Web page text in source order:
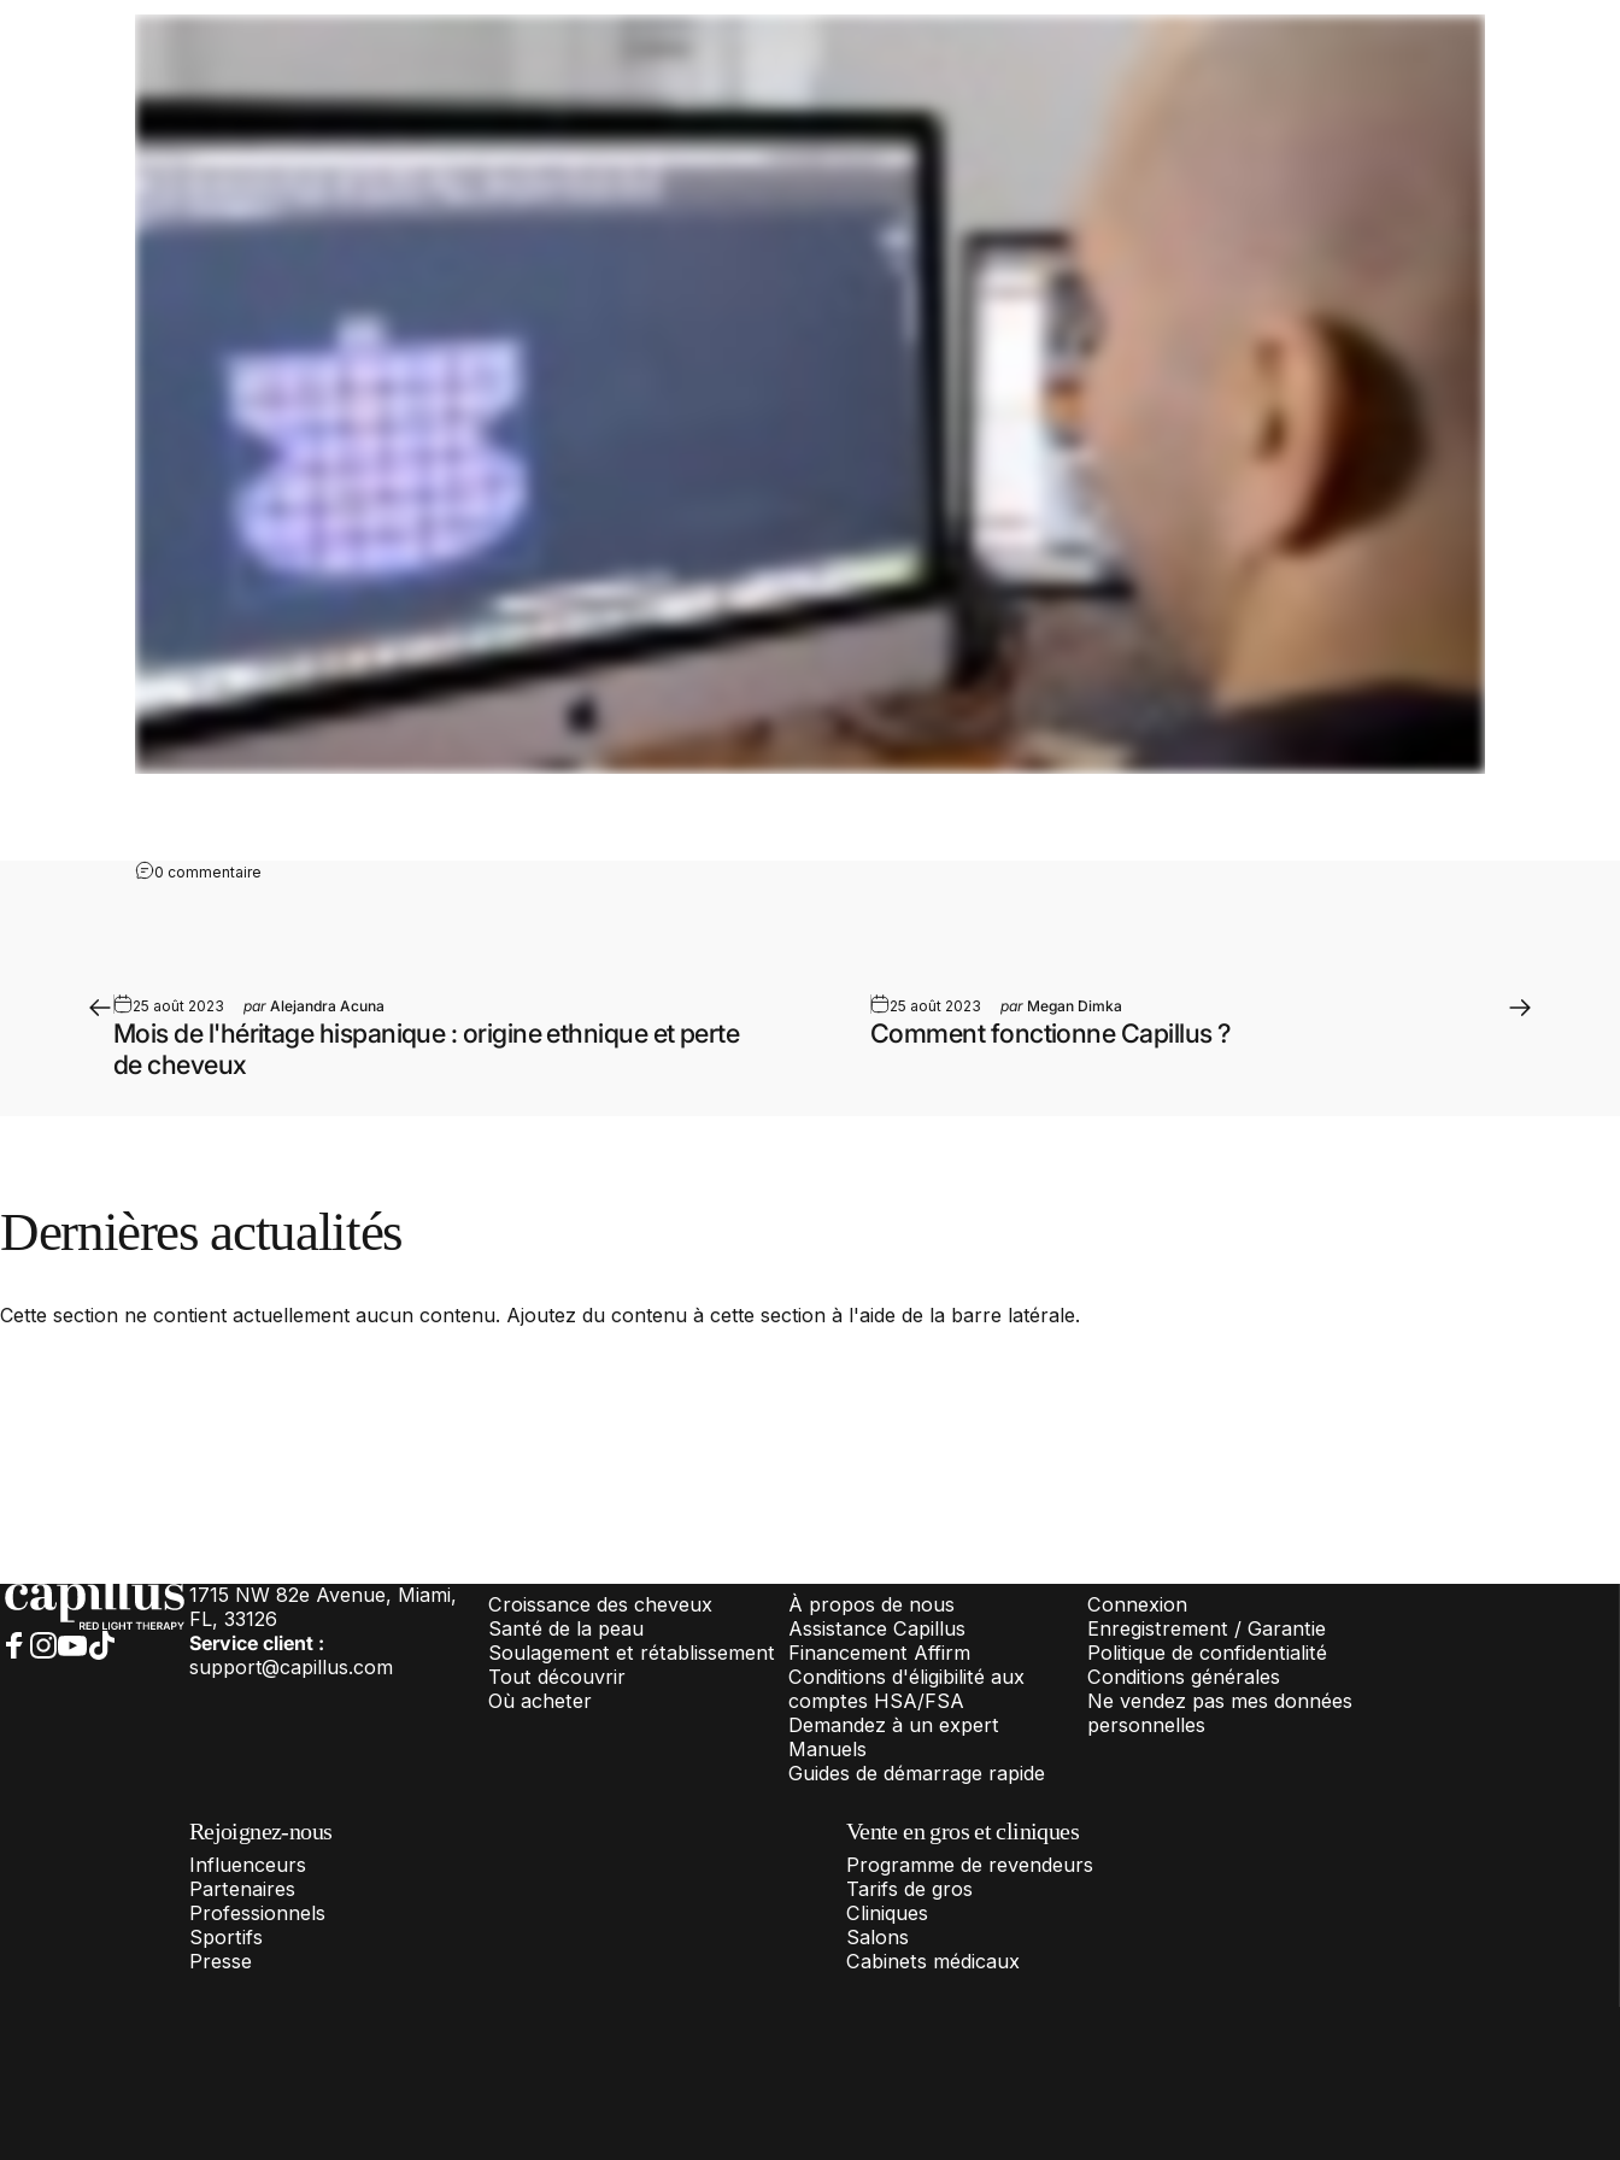
0 commentaire
25 août 2023 par Alejandra Acuna
Mois de l'héritage hispanique : origine ethnique et perte
de cheveux
25 août 2023 par Megan Dimka
Comment fonctionne Capillus ?
Dernières actualités
Cette section ne contient actuellement aucun contenu. Ajoutez du contenu à cette section à l'aide de la barre latérale.
1715 NW 82e Avenue, Miami,
FL, 33126
Service client :
support@capillus.com
Croissance des cheveux
Santé de la peau
Soulagement et rétablissement
Tout découvrir
Où acheter
À propos de nous
Assistance Capillus
Financement Affirm
Conditions d'éligibilité aux
comptes HSA/FSA
Demandez à un expert
Manuels
Guides de démarrage rapide
Connexion
Enregistrement / Garantie
Politique de confidentialité
Conditions générales
Ne vendez pas mes données
personnelles
Rejoignez-nous
Influenceurs
Partenaires
Professionnels
Sportifs
Presse
Vente en gros et cliniques
Programme de revendeurs
Tarifs de gros
Cliniques
Salons
Cabinets médicaux